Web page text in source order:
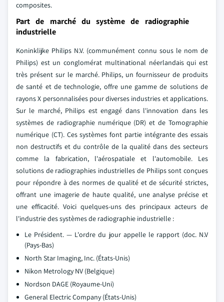
composites.
Part de marché du système de radiographie
industrielle
Koninklijke Philips N.V. (communément connu sous le nom de
Philips) est un conglomérat multinational néerlandais qui est
très présent sur le marché. Philips, un fournisseur de produits
de santé et de technologie, offre une gamme de solutions de
rayons X personnalisées pour diverses industries et applications.
Sur le marché, Philips est engagé dans l'innovation dans les
systèmes de radiographie numérique (DR) et de Tomographie
numérique (CT). Ces systèmes font partie intégrante des essais
non destructifs et du contrôle de la qualité dans des secteurs
comme la fabrication, l'aérospatiale et l'automobile. Les
solutions de radiographies industrielles de Philips sont conçues
pour répondre à des normes de qualité et de sécurité strictes,
offrant une imagerie de haute qualité, une analyse précise et
une efficacité. Voici quelques-uns des principaux acteurs de
l'industrie des systèmes de radiographie industrielle :
Le Président. — L'ordre du jour appelle le rapport (doc. N.V
(Pays-Bas)
North Star Imaging, Inc. (États-Unis)
Nikon Metrology NV (Belgique)
Nordson DAGE (Royaume-Uni)
General Electric Company (États-Unis)